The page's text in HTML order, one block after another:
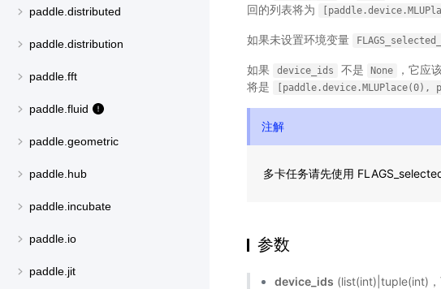
paddle.distributed
paddle.distribution
paddle.fft
paddle.fluid
paddle.geometric
paddle.hub
paddle.incubate
paddle.io
paddle.jit
回的列表将为
如果未设置环境变量
如果 device_ids 不是 None ，它应
将是
[paddle.device.MLUPlace(0),
注解
多卡任务请先使用
参数
device_ids (list(int)|tuple(int)，